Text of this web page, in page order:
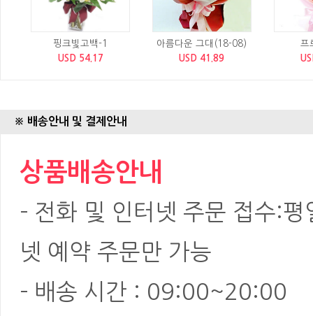
핑크빛고백-1
USD 54.17
아름다운 그대(18-08)
USD 41.89
프
※ 배송안내 및 결제안내
상품배송안내
- 전화 및 인터넷 주문 접수:
넷 예약 주문만 가능
- 배송 시간 : 09:00~20:00